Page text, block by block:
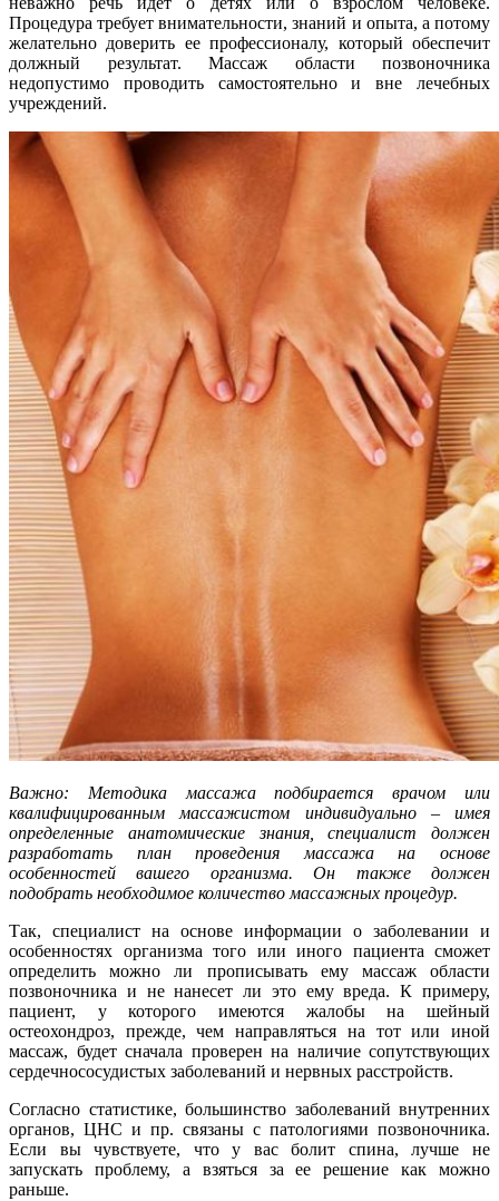
Процедура требует внимательности, знаний и опыта, а потому
желательно доверить ее профессионалу, который обеспечит
должный результат. Массаж области позвоночника
недопустимо проводить самостоятельно и вне лечебных
учреждений.
Важно: Методика массажа подбирается врачом или
квалифицированным массажистом индивидуально – имея
определенные анатомические знания, специалист должен
разработать план проведения массажа на основе
особенностей вашего организма. Он также должен
подобрать необходимое количество массажных процедур.
Так, специалист на основе информации о заболевании и
особенностях организма того или иного пациента сможет
определить можно ли прописывать ему массаж области
позвоночника и не нанесет ли это ему вреда. К примеру,
пациент, у которого имеются жалобы на шейный
остеохондроз, прежде, чем направляться на тот или иной
массаж, будет сначала проверен на наличие сопутствующих
сердечнососудистых заболеваний и нервных расстройств.
Согласно статистике, большинство заболеваний внутренних
органов, ЦНС и пр. связаны с патологиями позвоночника.
Если вы чувствуете, что у вас болит спина, лучше не
запускать проблему, а взяться за ее решение как можно
раньше.